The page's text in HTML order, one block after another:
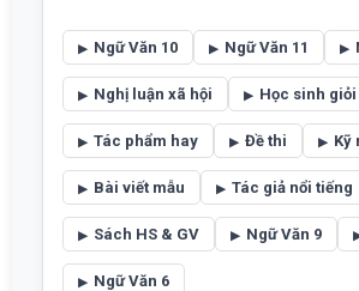
Ngữ Văn 10 Ngữ Văn 11
Nghị luận xã hội Học sinh giỏi
Tác phẩm hay Đề thi Kỹ
Bài viết mẫu Tác giả nổi tiếng
Sách HS & GV Ngữ Văn 9
Ngữ Văn 6